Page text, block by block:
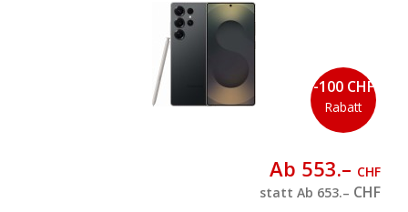
-100 CHF
Rabatt
Ab 553.– CHF
statt Ab 653.– CHF